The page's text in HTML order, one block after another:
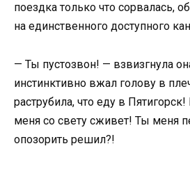
поездка только что сорвалась,
на единственного доступного
— Ты пустозвон! — взвизгнула
инстинктивно вжал голову в
раструбила, что еду в
меня со свету сживет! Ты меня
опозорить решил?!